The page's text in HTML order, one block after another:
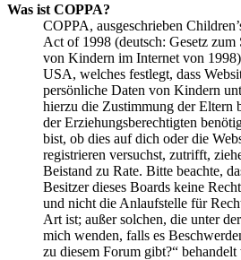
Was ist COPPA?
COPPA, ausgeschrieben
Act of 1998 (deutsch: Gesetz zum
von Kindern im Internet von
USA, welches festlegt, dass
persönliche Daten von Kindern
hierzu die Zustimmung der Eltern
der Erziehungsberechtigten
bist, ob dies auf dich oder die
registrieren versuchst, zutrifft,
Beistand zu Rate. Bitte beachte,
Besitzer dieses Boards keine
und nicht die Anlaufstelle für
Art ist; außer solchen, die unter
mich wenden, falls es
zu diesem Forum gibt?“ behandelt